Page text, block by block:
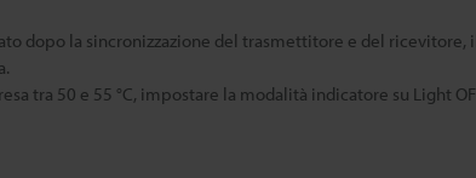
dopo la sincronizzazione del trasmettitore e del ricevitore,
tra 50 e 55 °C, impostare la modalità indicatore su Light